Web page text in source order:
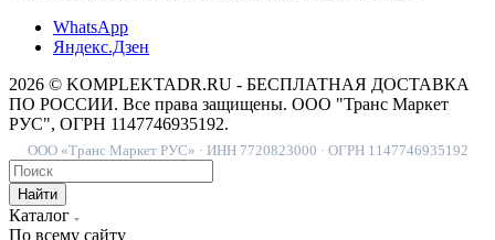
WhatsApp
Яндекс.Дзен
2026 © KOMPLEKTADR.RU - БЕСПЛАТНАЯ ДОСТАВКА
ПО РОССИИ. Все права защищены. ООО "Транс Маркет
РУС", ОГРН 1147746935192.
ООО «Транс Маркет РУС» · ИНН 7720823000 · ОГРН 1147746935192
Найти
Каталог
По всему сайту